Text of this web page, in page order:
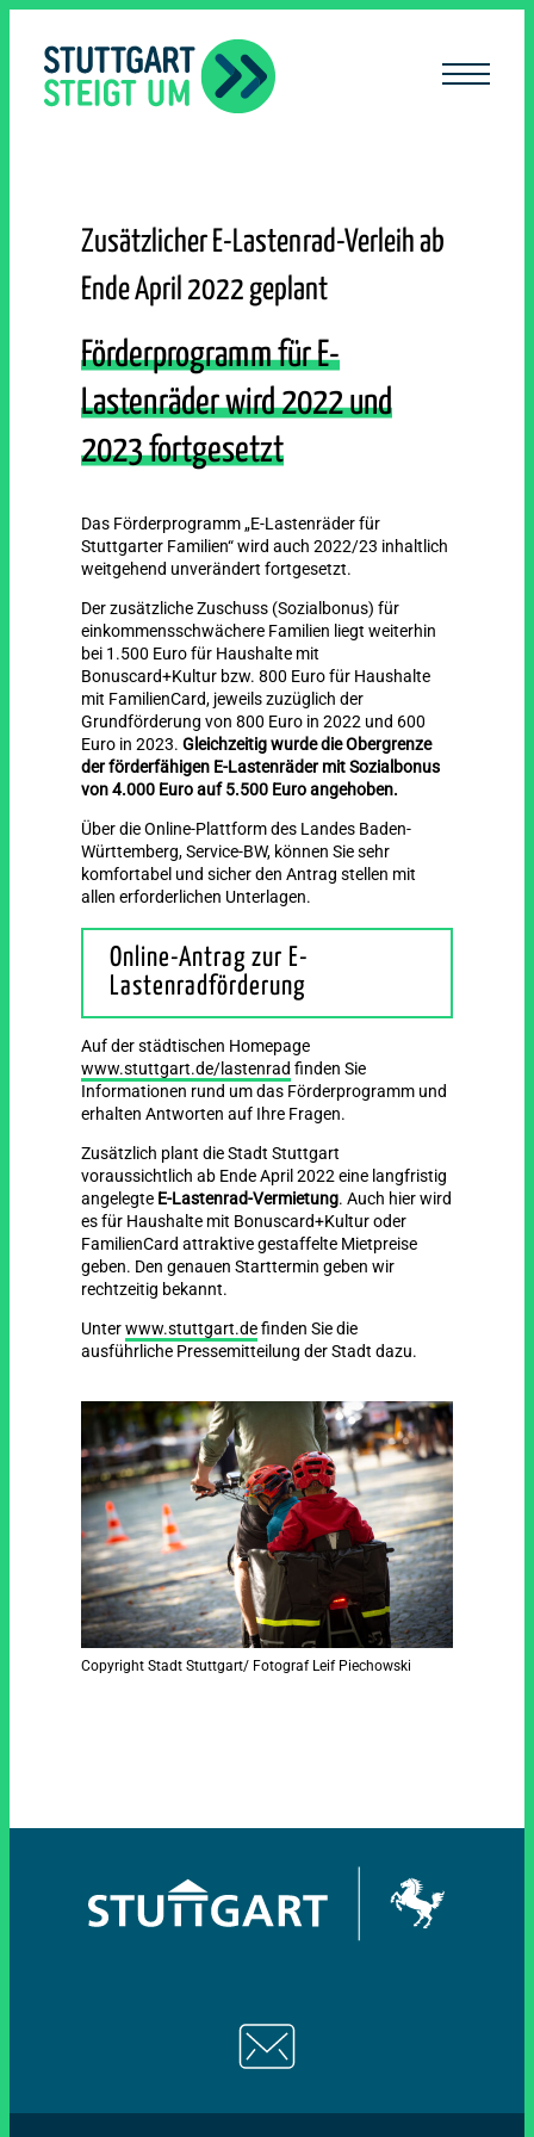
Zusätzlicher E-Lastenrad-Verleih ab
Ende April 2022 geplant
Förderprogramm für E-
Lastenräder wird 2022 und
2023 fortgesetzt
Das Förderprogramm „E-Lastenräder für
Stuttgarter Familien“ wird auch 2022/23 inhaltlich
weitgehend unverändert fortgesetzt.
Der zusätzliche Zuschuss (Sozialbonus) für
einkommensschwächere Familien liegt weiterhin
bei 1.500 Euro für Haushalte mit
Bonuscard+Kultur bzw. 800 Euro für Haushalte
mit FamilienCard, jeweils zuzüglich der
Grundförderung von 800 Euro in 2022 und 600
Euro in 2023.Gleichzeitig wurde die Obergrenze
der förderfähigen E‐Lastenräder mit Sozialbonus
von 4.000 Euro auf 5.500 Euro angehoben.
Über die Online-Plattform des Landes Baden-
Württemberg, Service-BW, können Sie sehr
komfortabel und sicher den Antrag stellen mit
allen erforderlichen Unterlagen.
Online-Antrag zur E-
Lastenradförderung
Auf der städtischen Homepage
www.stuttgart.de/lastenrad finden Sie
Informationen rund um das Förderprogramm und
erhalten Antworten auf Ihre Fragen.
Zusätzlich plant die Stadt Stuttgart
voraussichtlich ab Ende April 2022 eine langfristig
angelegte E-Lastenrad-Vermietung. Auch hier wird
es für Haushalte mit Bonuscard+Kultur oder
FamilienCard attraktive gestaffelte Mietpreise
geben. Den genauen Starttermin geben wir
rechtzeitig bekannt.
Unterwww.stuttgart.definden Sie die
ausführliche Pressemitteilung der Stadt dazu.
Copyright Stadt Stuttgart/ Fotograf Leif Piechowski